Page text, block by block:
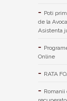
Poti
de la
Asistenta
Online
RATA